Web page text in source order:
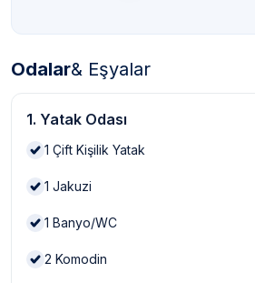
Odalar& Eşyalar
1. Yatak Odası
1 Çift Kişilik Yatak
1 Jakuzi
1 Banyo/WC
2 Komodin